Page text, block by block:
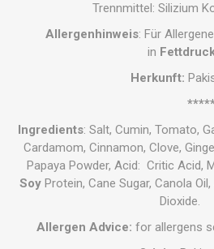
Trennmittel: Silizium
Allergenhinweis: Für
in
Herkunft:
Ingredients: Salt, Cumin, Tomato,
Cardamom, Cinnamon, Clove,
Papaya Powder, Acid: Critic Acid,
SoyProtein, Cane Sugar, Canola
Dioxide.
Allergen Advice: for allergens